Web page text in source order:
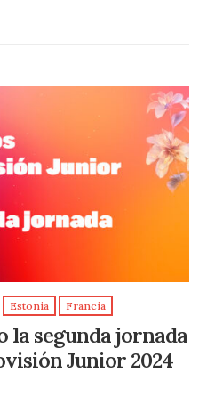
Estonia Francia
segunda jornada
Junior 2024